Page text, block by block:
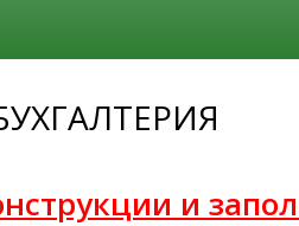
и